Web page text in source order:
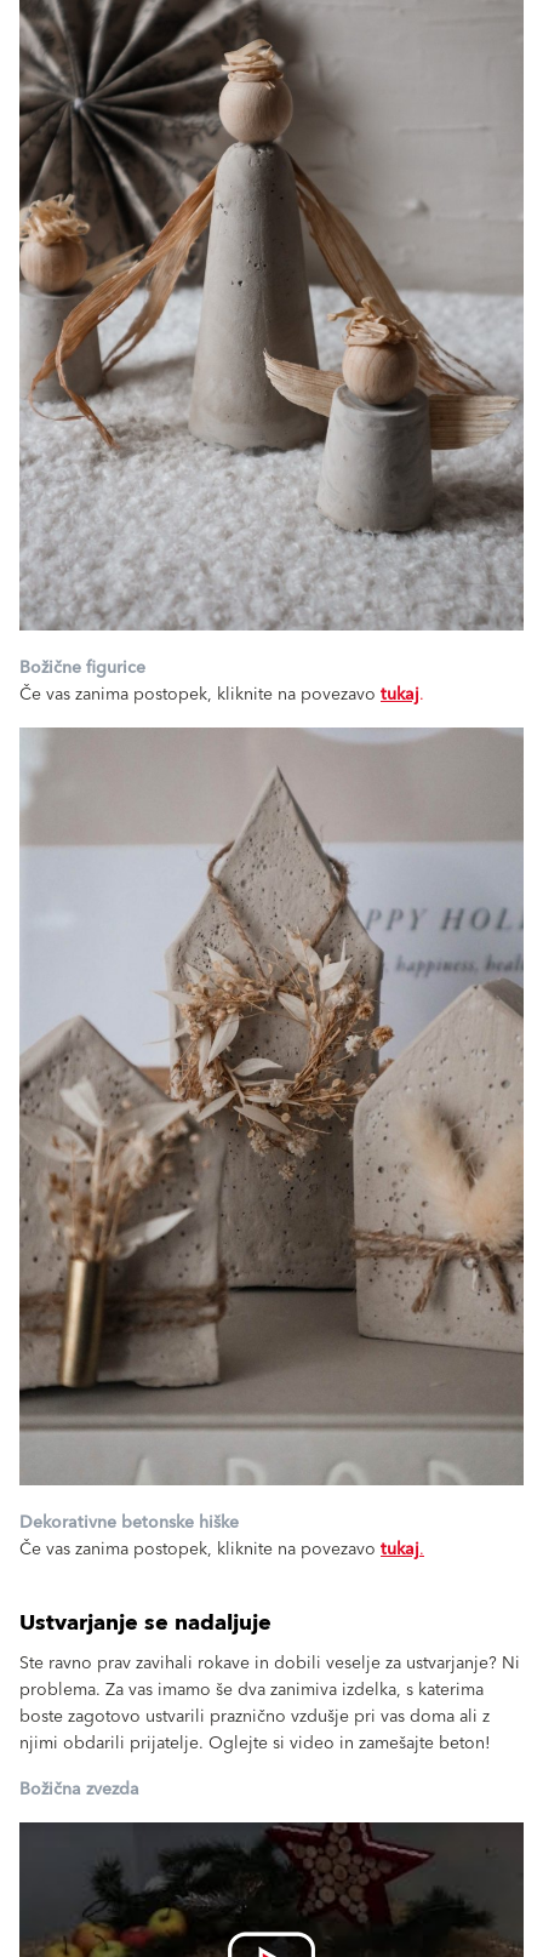
Božične figurice
Če vas zanima postopek, kliknite na povezavo tukaj.
Dekorativne betonske hiške
Če vas zanima postopek, kliknite na povezavo tukaj.
Ustvarjanje se nadaljuje
Ste ravno prav zavihali rokave in dobili veselje za ustvarjanje? Ni
problema. Za vas imamo še dva zanimiva izdelka, s katerima
boste zagotovo ustvarili praznično vzdušje pri vas doma ali z
njimi obdarili prijatelje. Oglejte si video in zamešajte beton!
Božična zvezda